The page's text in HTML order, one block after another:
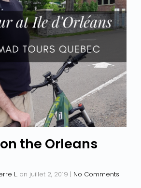
the Orleans
L. on juillet 2, 2019 | No Comments